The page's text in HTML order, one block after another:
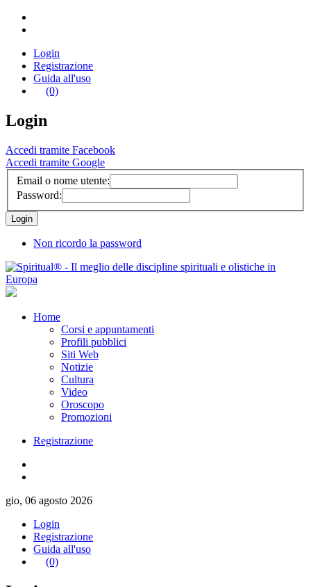
Login
Registrazione
Guida all'uso
(0)
Login
Accedi tramite Facebook
Accedi tramite Google
Email o nome utente:
Password:
Non ricordo la password
Home
Corsi e appuntamenti
Profili pubblici
Siti Web
Notizie
Cultura
Video
Oroscopo
Promozioni
Registrazione
gio, 06 agosto 2026
Login
Registrazione
Guida all'uso
(0)